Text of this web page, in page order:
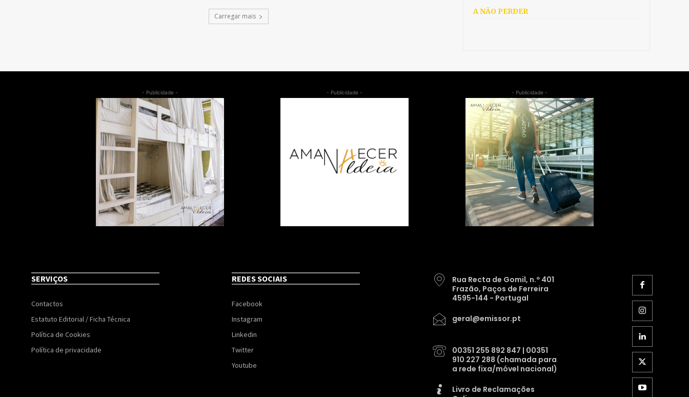
Carregar mais
A NÃO PERDER
- Publicidade - - Publicidade - - Publicidade -
SERVIÇOS
Contactos
Estatuto Editorial / Ficha Técnica
Política de Cookies
Política de privacidade
REDES SOCIAIS
Facebook
Instagram
Linkedin
Twitter
Youtube
Rua Recta de Gomil, n.º 401
Frazão, Paços de Ferreira
4595-144 - Portugal
geral@emissor.pt
00351 255 892 847 | 00351
910 227 288 (chamada para
a rede fixa/móvel nacional)
Livro de Reclamações